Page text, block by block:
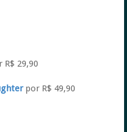
29,90
por R$ 49,90